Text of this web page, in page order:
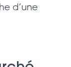
d’une